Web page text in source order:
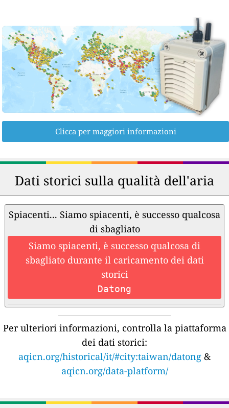
Clicca per maggiori informazioni
Dati storici sulla qualità dell'aria
Spiacenti... Siamo spiacenti, è successo qualcosa
di sbagliato
Siamo spiacenti, è successo qualcosa di
sbagliato durante il caricamento dei dati
storici
Datong
Per ulteriori informazioni, controlla la piattaforma
dei dati storici:
aqicn.org/historical/it/#city:taiwan/datong &
aqicn.org/data-platform/